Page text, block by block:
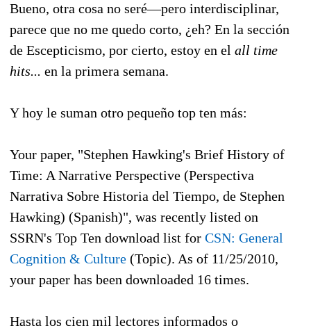
Bueno, otra cosa no seré—pero interdisciplinar,
parece que no me quedo corto, ¿eh? En la sección
de Escepticismo, por cierto, estoy en el all time
hits... en la primera semana.
Y hoy le suman otro pequeño top ten más:
Your paper, "Stephen Hawking's Brief History of
Time: A Narrative Perspective (Perspectiva
Narrativa Sobre Historia del Tiempo, de Stephen
Hawking) (Spanish)", was recently listed on
SSRN's Top Ten download list for CSN: General
Cognition & Culture (Topic). As of 11/25/2010,
your paper has been downloaded 16 times.
Hasta los cien mil lectores informados o